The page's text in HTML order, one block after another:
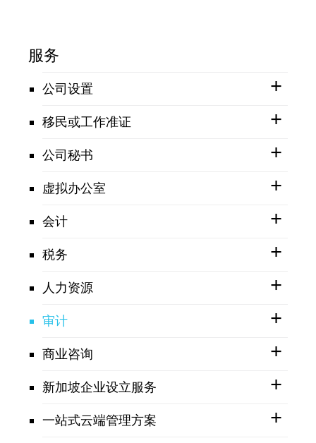
服务
公司设置
移民或工作准证
公司秘书
虚拟办公室
会计
税务
人力资源
审计
商业咨询
新加坡企业设立服务
一站式云端管理方案